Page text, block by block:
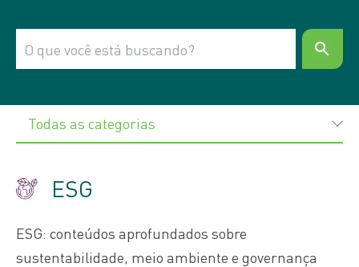
Todas as categorias
ESG
ESG: conteúdos aprofundados sobre
sustentabilidade, meio ambiente e governança